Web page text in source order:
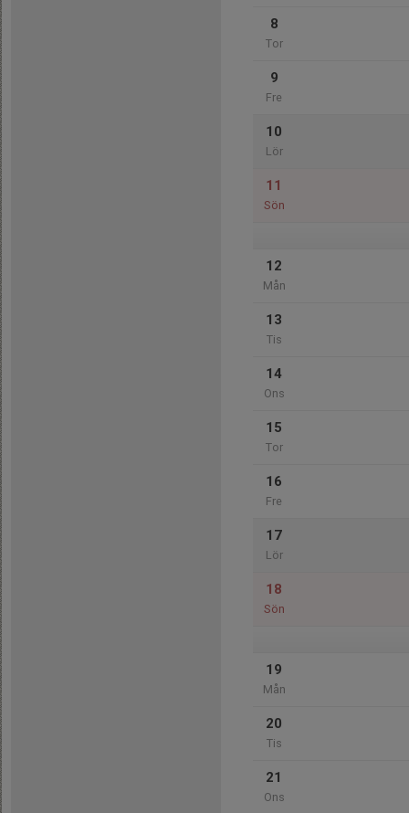
8
Tor
9
Fre
10
Lör
11
Sön
12
Mån
13
Tis
14
Ons
15
Tor
16
Fre
17
Lör
18
Sön
19
Mån
20
Tis
21
Ons